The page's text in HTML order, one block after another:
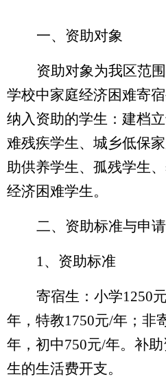
一、 资助对象
资助对象为我区范
学校中家庭经济困难寄
纳入资助的学生：建档
难残疾学生、城乡低保
助供养学生、孤残学生
经济困难学生。
二、 资助标准与申
1、资助标准
寄宿生：小学1250
年，特教1750元/年；非
年，初中750元/年。补
生的生活费开支。